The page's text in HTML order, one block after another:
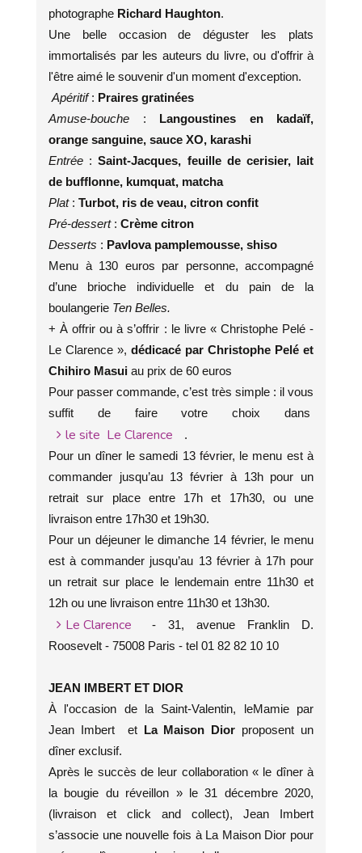
photographe Richard Haughton.
Une belle occasion de déguster les plats
immortalisés par les auteurs du livre, ou d'offrir à
l'être aimé le souvenir d'un moment d'exception.
Apéritif: Praires gratinées
Amuse-bouche : Langoustines en kadaïf,
orange sanguine, sauce XO, karashi
Entrée :Saint-Jacques, feuille de cerisier, lait
de bufflonne, kumquat, matcha
Plat: Turbot, ris de veau, citron confit
Pré-dessert: Crème citron
Desserts : Pavlova pamplemousse, shiso
Menu à 130 euros par personne, accompagné
d’une brioche individuelle et du pain de la
boulangerie Ten Belles.
+ À offrir ou à s’offrir : le livre « Christophe Pelé -
Le Clarence », dédicacé par Christophe Pelé et
Chihiro Masui au prix de 60 euros
Pour passer commande, c’est très simple : il vous
suffit de faire votre choix dans
le site Le Clarence
.
Pour un dîner le samedi 13 février, le menu est à
commander jusqu’au 13 février à 13h pour un
retrait sur place entre 17h et 17h30, ou une
livraison entre 17h30 et 19h30.
Pour un déjeuner le dimanche 14 février, le menu
est à commander jusqu’au 13 février à 17h pour
un retrait sur place le lendemain entre 11h30 et
12h ou une livraison entre 11h30 et 13h30.
Le Clarence
- 31, avenue Franklin D.
Roosevelt - 75008 Paris - tel 01 82 82 10 10
JEAN IMBERT ET DIOR
À l'occasion de la Saint-Valentin, leMamie par
Jean Imbert et La Maison Dior proposent un
dîner exclusif.
Après le succès de leur collaboration « le dîner à
la bougie du réveillon » le 31 décembre 2020,
(livraison et click and collect), Jean Imbert
s’associe une nouvelle fois à La Maison Dior pour